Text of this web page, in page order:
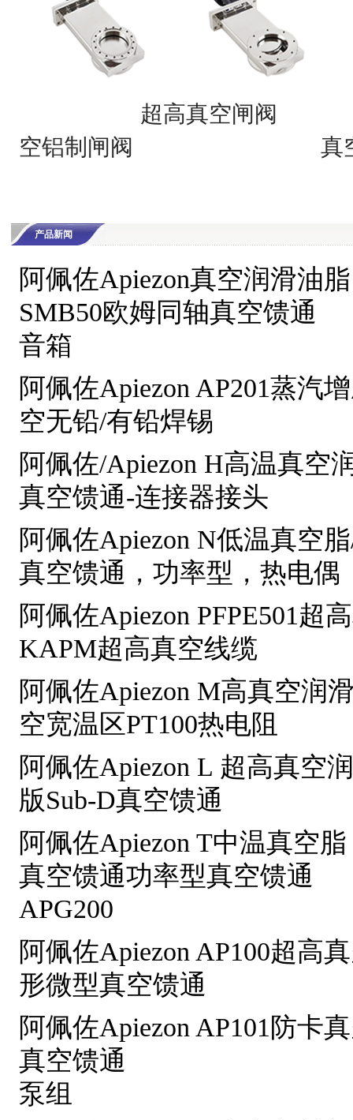
超高真空闸阀
空铝制闸阀
真
产品新闻
阿佩佐Apiezon真空润滑油脂
SMB50欧姆同轴真空馈通
音箱
阿佩佐Apiezon AP201蒸汽
空无铅/有铅焊锡
阿佩佐/Apiezon H高温真空
真空馈通-连接器接头
阿佩佐Apiezon N低温真空
真空馈通，功率型，热电偶
阿佩佐Apiezon PFPE501超
KAPM超高真空线缆
阿佩佐Apiezon M高真空润
空宽温区PT100热电阻
阿佩佐Apiezon L 超高真空
版Sub-D真空馈通
阿佩佐Apiezon T中温真空脂
真空馈通功率型真空馈通
APG200
阿佩佐Apiezon AP100超高
形微型真空馈通
阿佩佐Apiezon AP101防卡
真空馈通
泵组